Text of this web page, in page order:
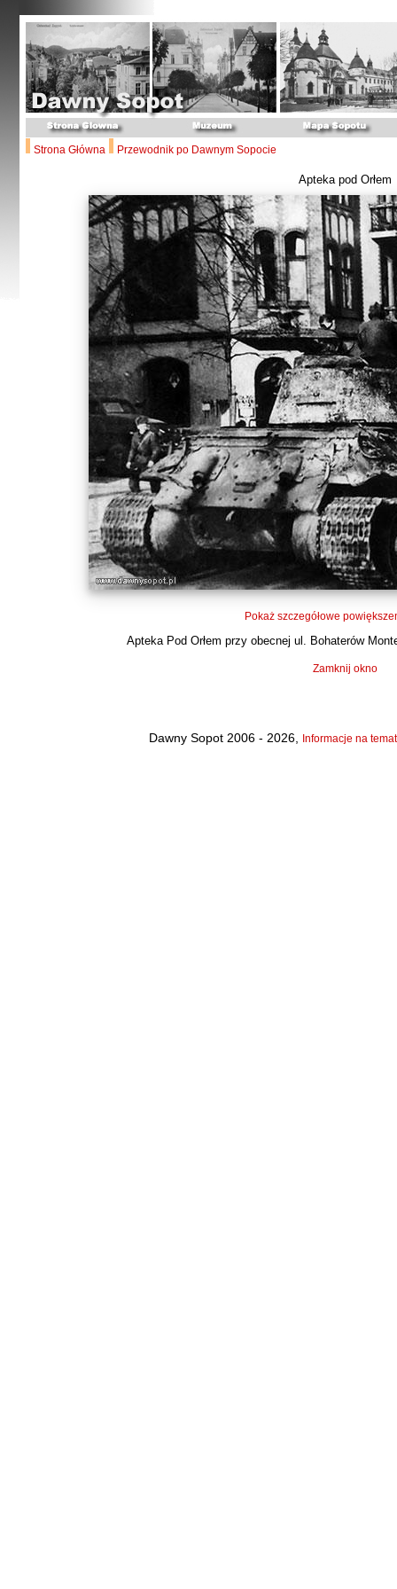
Strona Główna Przewodnik po Dawnym Sopocie
Apteka pod Orłem
Pokaż szczegółowe
Apteka Pod Orłem przy obecnej ul. Bohaterów
Zamknij okno
Dawny Sopot 2006 - 2026, Informacje na